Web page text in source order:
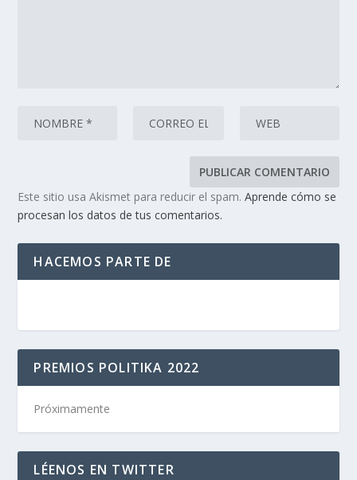
Este sitio usa Akismet para reducir el spam.Aprende cómo se
procesan los datos de tus comentarios.
HACEMOS PARTE DE
PREMIOS POLITIKA 2022
Próximamente
LÉENOS EN TWITTER